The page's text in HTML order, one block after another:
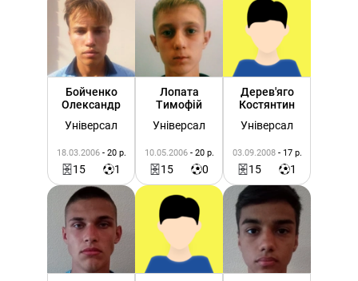
Бойченко
Олександр
Універсал
18.03.2006 - 20 р.
15 1
Лопата
Тимофій
Універсал
10.05.2006 - 20 р.
15 0
Дерев'яго
Костянтин
Універсал
03.09.2008 - 17 р.
15 1